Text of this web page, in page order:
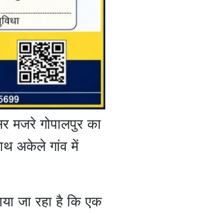
गोपालपुर का
अकेले गांव में
जा रहा है कि एक